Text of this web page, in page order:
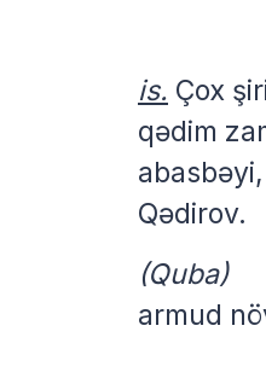
is. Çox
qədim
Qədirov.
(Quba)
armud